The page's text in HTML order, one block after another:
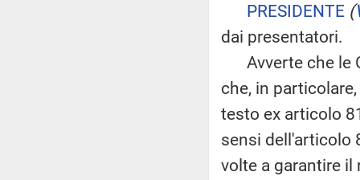
PRESIDENTE (
dai presentatori.
Avverte che le
che, in
testo ex articolo
sensi dell'articolo
volte a garantire